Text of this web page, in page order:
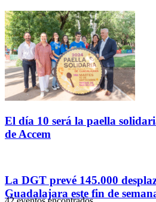
El día 10 será la paella
de Accem
La DGT prevé 145.000
Guadalajara este fin de